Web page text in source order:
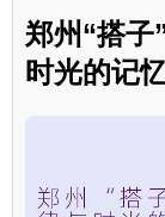
郑州“搭子
时光的记